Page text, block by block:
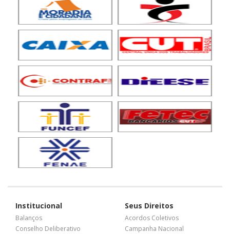
Institucional
Balanços
Conselho Deliberativo
Seus Direitos
Acordos Coletivos
Campanha Nacional